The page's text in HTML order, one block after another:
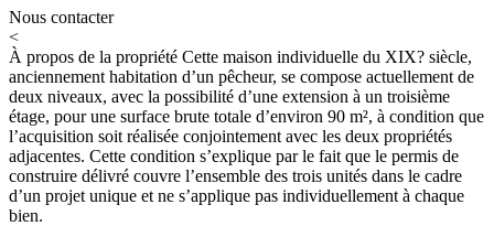
Nous contacter
<
À propos de la propriété Cette maison individuelle du XIX? siècle,
anciennement habitation d’un pêcheur, se compose actuellement de
deux niveaux, avec la possibilité d’une extension à un troisième
étage, pour une surface brute totale d’environ 90 m², à condition que
l’acquisition soit réalisée conjointement avec les deux propriétés
adjacentes. Cette condition s’explique par le fait que le permis de
construire délivré couvre l’ensemble des trois unités dans le cadre
d’un projet unique et ne s’applique pas individuellement à chaque
bien.